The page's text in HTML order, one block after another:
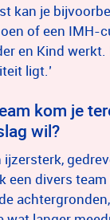
kan je
of een IMH-
en Kind
ligt.’
kom je
wil?
ijzersterk,
een divers